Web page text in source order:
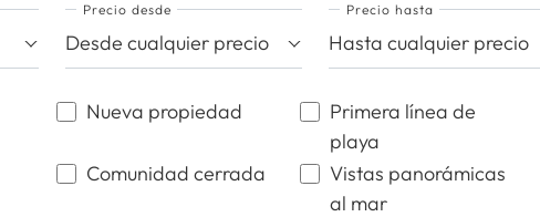
Precio desde
Desde cualquier precio
Precio hasta
Hasta cualquier precio
Nueva propiedad
Primera línea de
playa
Comunidad cerrada
Vistas panorámicas
al mar